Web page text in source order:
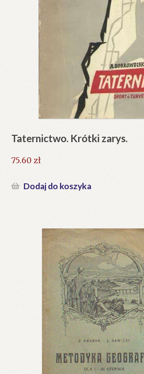
Taternictwo. Krótki zarys.
75.60 zł
Dodaj do koszyka